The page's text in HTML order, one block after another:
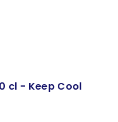
cl - Keep Cool